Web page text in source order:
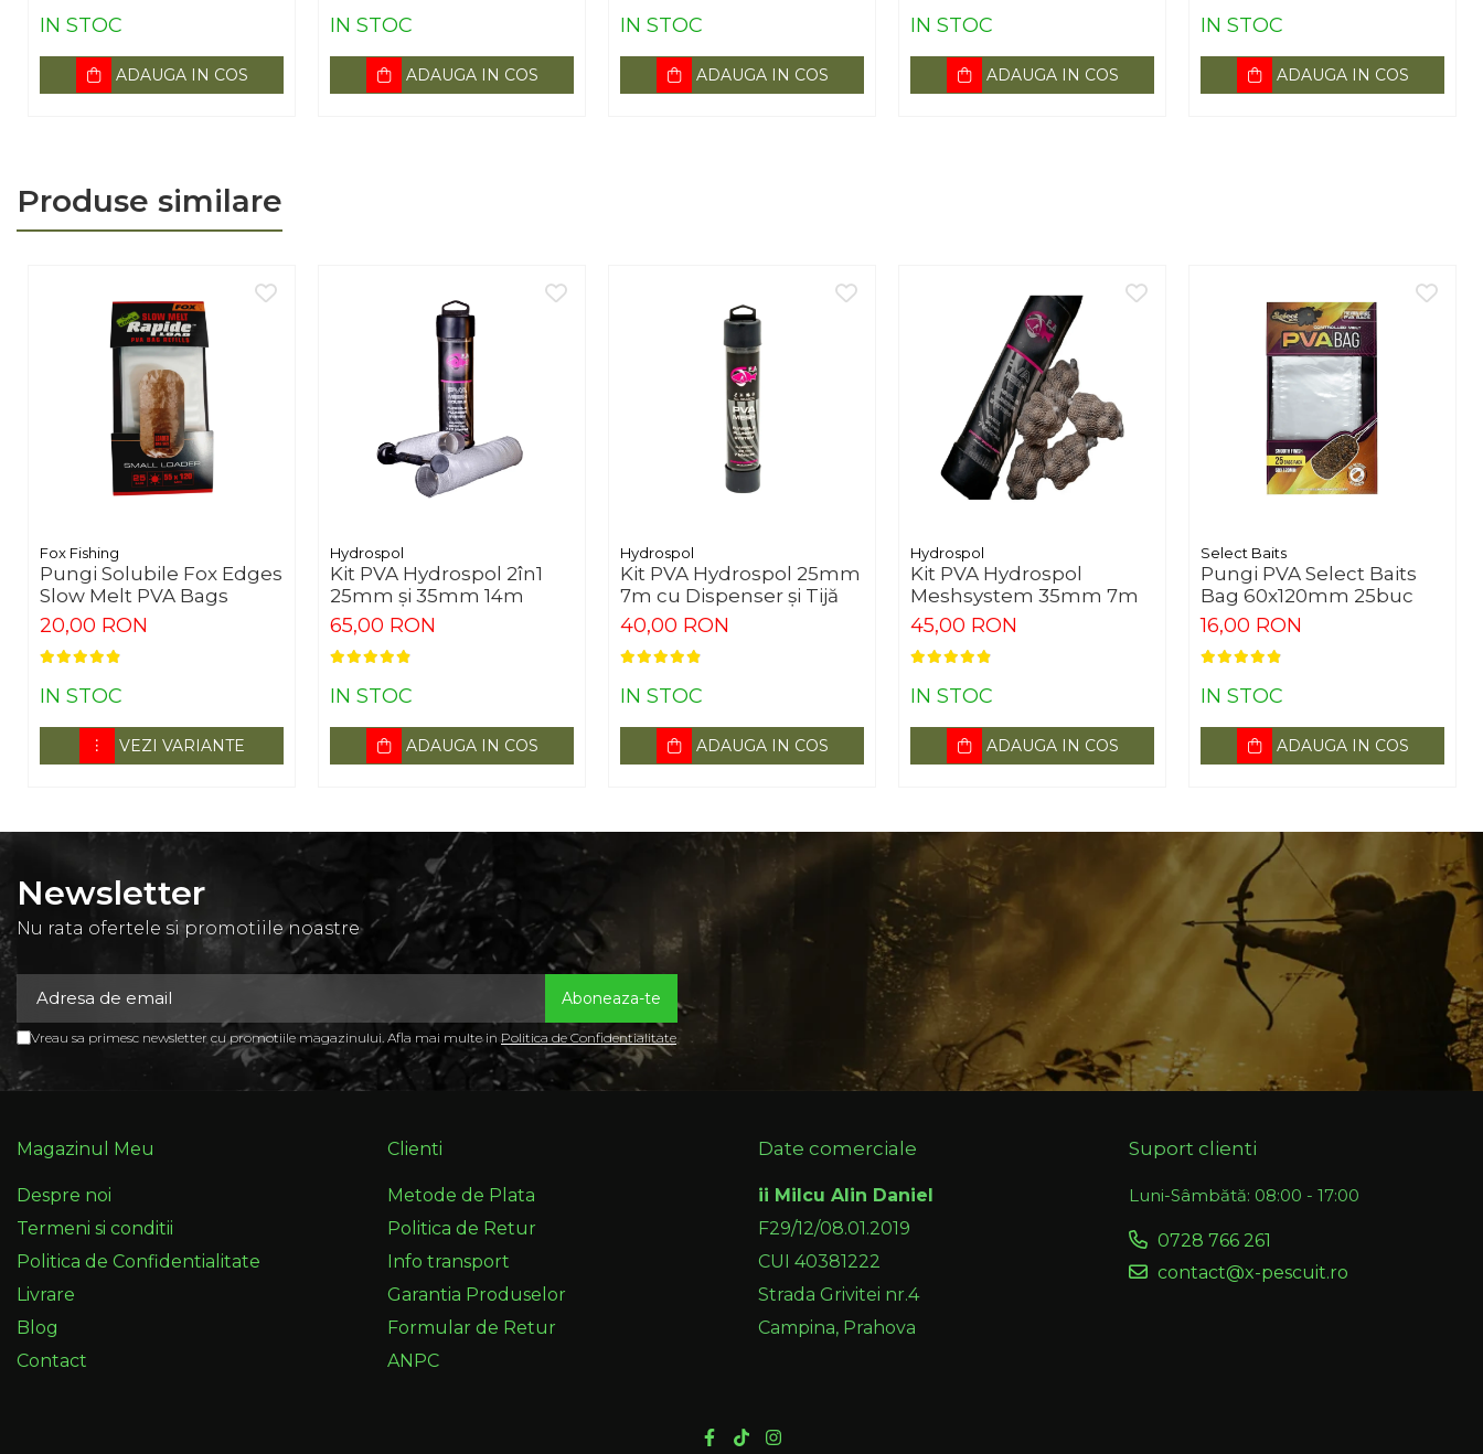
IN STOC
ADAUGA IN COS
IN STOC
ADAUGA IN COS
IN STOC
ADAUGA IN COS
IN STOC
ADAUGA IN COS
IN STOC
ADAUGA IN COS
Produse similare
Fox Fishing
Pungi Solubile Fox Edges
Slow Melt PVA Bags
20,00 RON
IN STOC
VEZI VARIANTE
Hydrospol
Kit PVA Hydrospol 2în1
25mm și 35mm 14m
65,00 RON
IN STOC
ADAUGA IN COS
Hydrospol
Kit PVA Hydrospol 25mm
7m cu Dispenser și Tijă
40,00 RON
IN STOC
ADAUGA IN COS
Hydrospol
Kit PVA Hydrospol
Meshsystem 35mm 7m
45,00 RON
IN STOC
ADAUGA IN COS
Select Baits
Pungi PVA Select Baits
Bag 60x120mm 25buc
16,00 RON
IN STOC
ADAUGA IN COS
Newsletter
Nu rata ofertele si promotiile noastre
Vreau sa primesc newsletter cu promotiile magazinului. Afla mai multe in Politica de Confidentialitate
Magazinul Meu
Despre noi
Termeni si conditii
Politica de Confidentialitate
Livrare
Blog
Contact
Clienti
Metode de Plata
Politica de Retur
Info transport
Garantia Produselor
Formular de Retur
ANPC
Date comerciale
ii Milcu Alin Daniel
F29/12/08.01.2019
CUI 40381222
Strada Grivitei nr.4
Campina, Prahova
Suport clienti
Luni-Sâmbătă: 08:00 - 17:00
0728 766 261
contact@x-pescuit.ro